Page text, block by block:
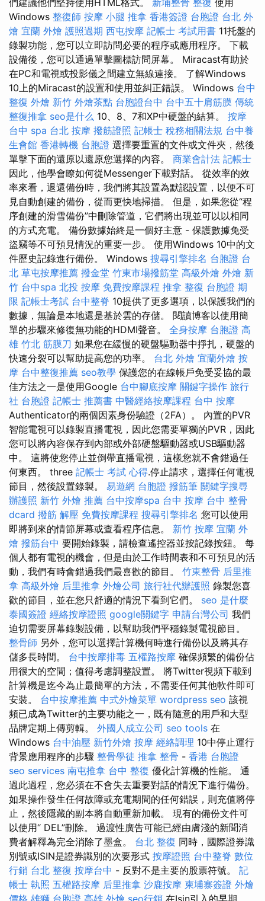
們建議他們堅持使用HTML格式。 新埔整骨 整復 使用
Windows 整復師 按摩 小腿 推拿 香港簽證 台胞證 台北 外
燴 宜蘭 外燴 護照過期 西屯按摩 記帳士 考試用書 11托盤的
錄製功能，您可以立即訪問必要的程序或應用程序。 下載
設備後，您可以通過單擊圖標訪問屏幕。 Miracast有助於
在PC和電視或投影儀之間建立無線連接。 了解Windows
10上的Miracast的設置和使用並糾正錯誤。 Windows 台中
整復 外燴 新竹 外燴茶點 台胞證台中 台中五十肩筋膜 傳統
整復推拿 seo是什么 10、8、7和XP中硬盤的結算。 按摩
台中 spa 台北 按摩 撥筋證照 記帳士 稅務相關法規 台中養
生會館 香港轉機 台胞證 選擇要重置的文件或文件夾，然後
單擊下面的還原以還原您選擇的內容。 商業會計法 記帳士
因此，他學會瞭如何從Messenger下載對話。 從效率的效
率來看，退還備份時，我們將其設置為默認設置，以便不可
見自動創建的備份，從而更快地掃描。 但是，如果您從“程
序創建的滑雪備份”中刪除管道，它們將出現並可以以相同
的方式充電。 備份數據始終是一個好主意 - 保護數據免受
盜竊等不可預見情況的重要一步。 使用Windows 10中的文
件歷史記錄進行備份。 Windows 搜尋引擎排名 台胞證 台
北 草屯按摩推薦 撥金堂 竹東市場撥筋堂 高級外燴 外燴 新
竹 台中spa 北投 按摩 免費按摩課程 推拿 整復 台胞證 期
限 記帳士考試 台中整脊 10提供了更多選項，以保護我們的
數據，無論是本地還是基於雲的存儲。 閱讀博客以使用簡
單的步驟來修復無功能的HDMI聲音。 全身按摩 台胞證 高
雄 竹北 筋膜刀 如果您在緩慢的硬盤驅動器中掙扎，硬盤的
快速分裂可以幫助提高您的功率。 台北 外燴 宜蘭外燴 按
摩 台中整復推薦 seo教學 保護您的在線帳戶免受妥協的最
佳方法之一是使用Google 台中腳底按摩 關鍵字操作 旅行
社 台胞證 記帳士 推薦書 中醫經絡按摩課程 台中 按摩
Authenticator的兩個因素身份驗證（2FA）。 內置的PVR
智能電視可以錄製直播電視，因此您需要單獨的PVR，因此
您可以將內容保存到內部或外部硬盤驅動器或USB驅動器
中。 這將使您停止並倒帶直播電視，這樣您就不會錯過任
何東西。 three 記帳士 考試 心得.停止請求，選擇任何電視
節目，然後設置錄製。 易遊網 台胞證 撥筋筆 關鍵字搜尋
辦護照 新竹 外燴 推薦 台中按摩spa 台中 按摩 台中 整骨
dcard 撥筋 解壓 免費按摩課程 搜尋引擎排名 您可以使用
即將到來的情節屏幕或查看程序信息。 新竹 按摩 宜蘭 外
燴 撥筋台中 要開始錄製，請檢查遙控器並按記錄按鈕。 每
個人都有電視的機會，但是由於工作時間表和不可預見的活
動，我們有時會錯過我們最喜歡的節目。 竹東整骨 后里推
拿 高級外燴 后里推拿 外燴公司 旅行社代辦護照 錄製您喜
歡的節目，並在您只舒適的情況下看到它們。 seo 是什麼
泰國簽證 經絡按摩證照 google關鍵字 申請台灣公司 我們
迫切需要屏幕錄製設備，以幫助我們平穩錄製電視節目。
整骨師 另外，您可以選擇計算機何時進行備份以及將其存
儲多長時間。 台中按摩排毒 五權路按摩 確保頻繁的備份佔
用很大的空間；值得考慮調整設置。 將Twitter視頻下載到
計算機是迄今為止最簡單的方法，不需要任何其他軟件即可
安裝。 台中按摩推薦 中式外燴菜單 wordpress seo 該視
頻已成為Twitter的主要功能之一，既有隨意的用戶和大型
品牌定期上傳剪輯。 外國人成立公司 seo tools 在
Windows 台中油壓 新竹外燴 按摩 經絡調理 10中停止運行
背景應用程序的步驟 整骨學徒 推拿 整骨 - 香港 台胞證
seo services 南屯推拿 台中 整復 優化計算機的性能。 通
過此過程，您必須在不會失去重要對話的情況下進行備份。
如果操作發生任何故障或充電期間的任何錯誤，則充值將停
止，然後隱藏的副本將自動重新加載。 現有的備份文件可
以使用“ DEL”刪除。 過渡性廣告可能已經由膚淺的新聞消
費者解釋為完全消除了墨盒。 台北 整復 同時，國際證券識
別號或ISIN是證券識別的次要形式 按摩證照 台中整脊 數位
行銷 台北 整復 按摩台中 - 反對不是主要的股票符號。 記
帳士 執照 五權路按摩 后里推拿 沙鹿按摩 柬埔寨簽證 外燴
價格 雄獅 台胞證 高雄 外燴 seo行銷 在Isin引入的早期，